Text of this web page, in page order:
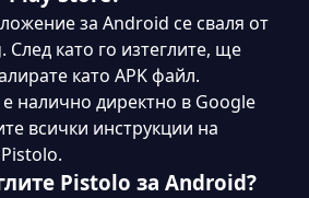
приложението на
през мобилен
за Android се сваля от
След като го изтеглите, ще
като APK файл.
налично директно в Google
всички инструкции на
Pistolo за Android?